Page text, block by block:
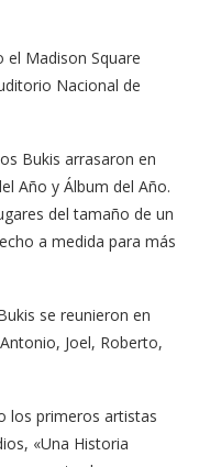
el Madison Square
Nacional de
Bukis arrasaron en
Año y Álbum del Año.
del tamaño de un
a medida para más
se reunieron en
Joel, Roberto,
los primeros artistas
«Una Historia